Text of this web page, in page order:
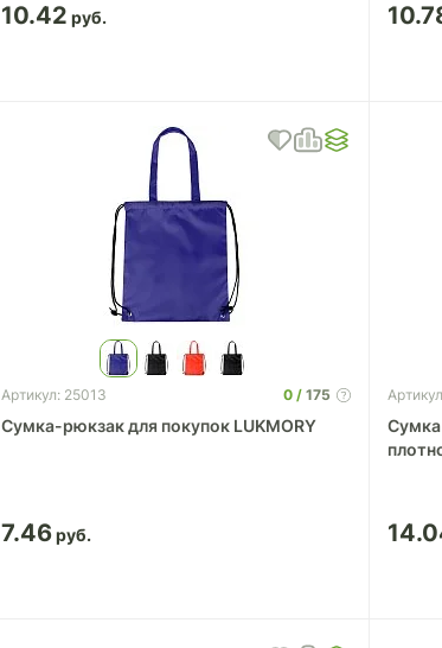
10.42
Артикул: 25013 0 175
Сумка-рюкзак для покупок LUKMORY
7.46
Сумка